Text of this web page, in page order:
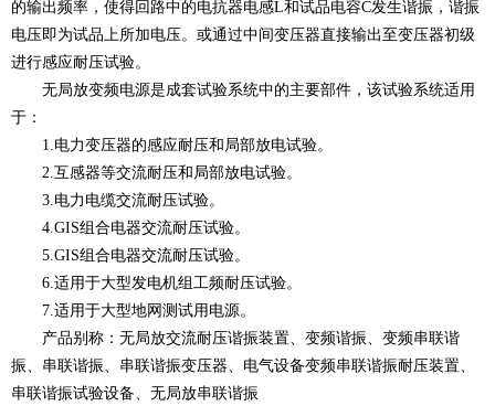
的输出频率，使得回路中的电抗器电感L和试品电容C发生谐振，谐振
电压即为试品上所加电压。或通过中间变压器直接输出至变压器初级
进行感应耐压试验。
无局放变频电源是成套试验系统中的主要部件，该试验系统适用
于：
1.电力变压器的感应耐压和局部放电试验。
2.互感器等交流耐压和局部放电试验。
3.电力电缆交流耐压试验。
4.GIS组合电器交流耐压试验。
5.GIS组合电器交流耐压试验。
6.适用于大型发电机组工频耐压试验。
7.适用于大型地网测试用电源。
产品别称 ：无局放交流耐压谐振装置、变频谐振、变频串联谐
振、串联谐振、串联谐振变压器、电气设备变频串联谐振耐压装置、
串联谐振试验设备、无局放串联谐振